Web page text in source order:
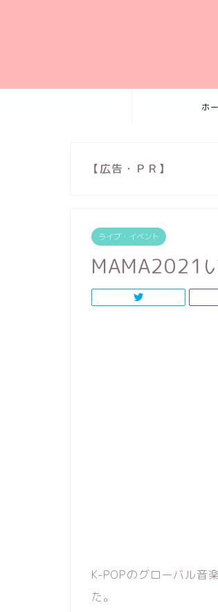
ホ
【広告・ＰＲ】
ライブ・イベント
MAMA2021
K-POPのグローバル音
た。